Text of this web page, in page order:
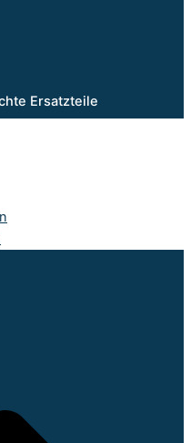
Ersatzteile